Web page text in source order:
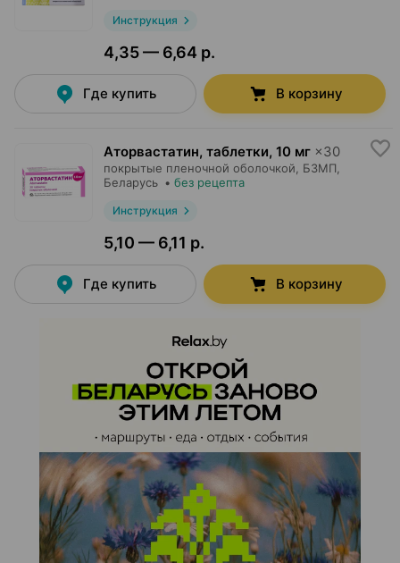
Инструкция
4,35 — 6,64 р.
Где купить В корзину
Аторвастатин, таблетки, 10 мг ×30
покрытые пленочной оболочкой, БЗМП
Беларусь • без рецепта
Инструкция
5,10 — 6,11 р.
Где купить В корзину